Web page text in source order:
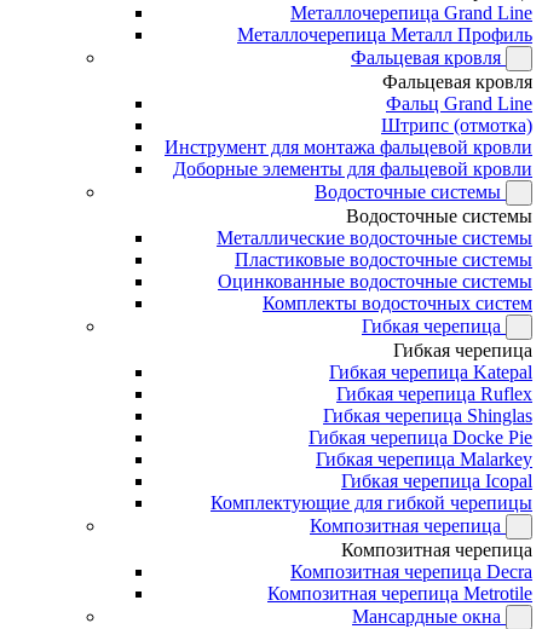
Металлочерепица Grand Line
Металлочерепица Металл Профиль
Фальцевая кровля
Фальцевая кровля
Фальц Grand Line
Штрипс (отмотка)
Инструмент для монтажа фальцевой кровли
Доборные элементы для фальцевой кровли
Водосточные системы
Водосточные системы
Металлические водосточные системы
Пластиковые водосточные системы
Оцинкованные водосточные системы
Комплекты водосточных систем
Гибкая черепица
Гибкая черепица
Гибкая черепица Katepal
Гибкая черепица Ruflex
Гибкая черепица Shinglas
Гибкая черепица Docke Pie
Гибкая черепица Malarkey
Гибкая черепица Icopal
Комплектующие для гибкой черепицы
Композитная черепица
Композитная черепица
Композитная черепица Decra
Композитная черепица Metrotile
Мансардные окна